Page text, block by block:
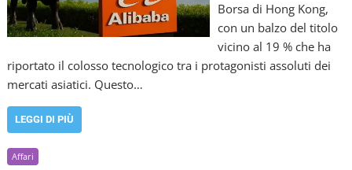
Borsa di Hong Kong,
con un balzo del titolo
vicino al 19 % che ha
riportato il colosso tecnologico tra i protagonisti assoluti dei
mercati asiatici. Questo…
LEGGI DI PIÙ
Affari